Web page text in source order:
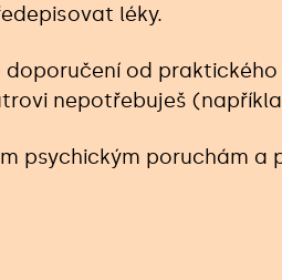
léky.
doporučení od
nepotřebuješ
psychickým poruchám